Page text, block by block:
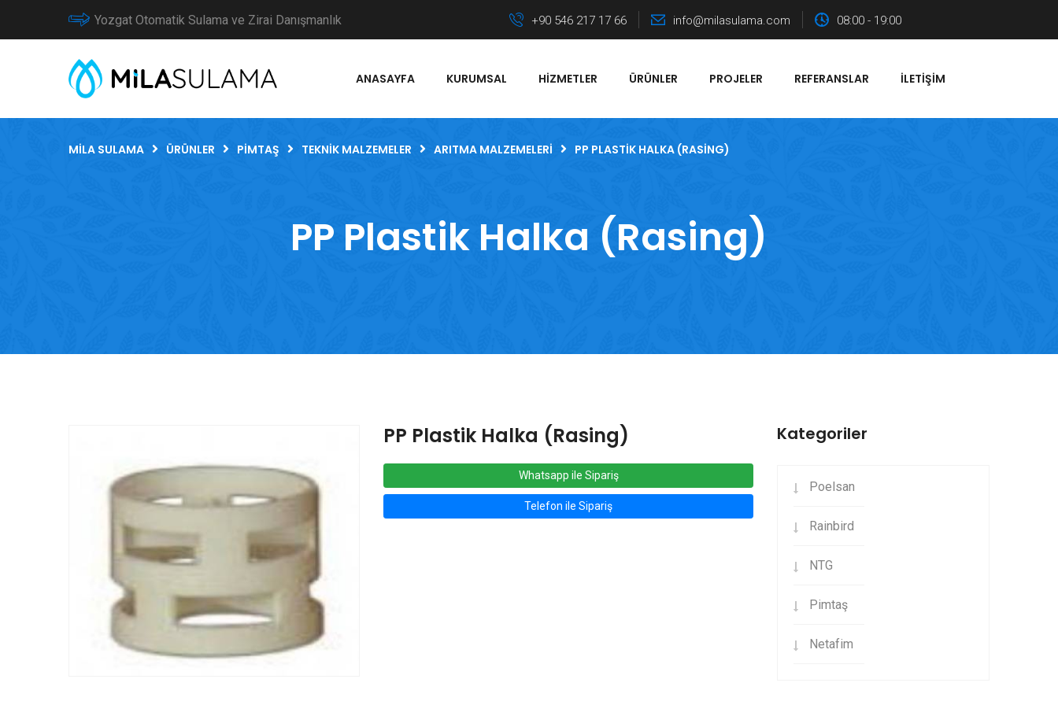
Yozgat Otomatik Sulama ve Zirai Danışmanlık +90 546 217 17 66 info@milasulama.com 08:00 - 19:00
ANASAYFA KURUMSAL HIZMETLER ÜRÜNLER PROJELER REFERANSLAR İLETIŞIM
MILA SULAMA ÜRÜNLER PIMTAŞ TEKNIK MALZEMELER ARITMA MALZEMELERI PP PLASTIK HALKA (RASING)
PP Plastik Halka (Rasing)
PP Plastik Halka (Rasing)
Whatsapp ile Sipariş
Telefon ile Sipariş
Kategoriler
Poelsan
Rainbird
NTG
Pimtaş
Netafim